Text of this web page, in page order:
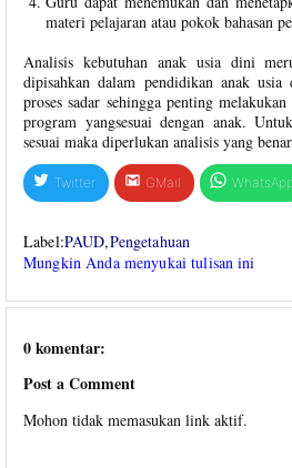
materi pelajaran atau pokok bahasan
Analisis kebutuhan anak usia dini
dipisahkan dalam pendidikan anak
proses sadar sehingga penting
program yangsesuai dengan anak.
sesuai maka diperlukan analisis yang
Twitter GMail
Label:PAUD,Pengetahuan
Mungkin Anda menyukai tulisan ini
0 komentar:
Post a Comment
Mohon tidak memasukan link aktif.